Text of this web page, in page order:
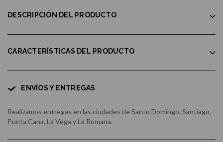
DESCRIPCIÓN DEL PRODUCTO
CARACTERÍSTICAS DEL PRODUCTO
ENVÍOS Y ENTREGAS
Realizamos entregas en las ciudades de Santo Domingo, Santiago,
Punta Cana, La Vega y La Romana.